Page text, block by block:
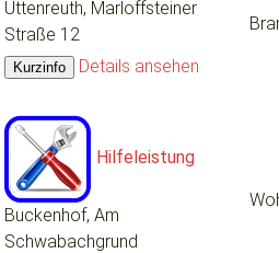
Uttenreuth, Marloffsteiner
Straße 12
Details ansehen
Hilfeleistung
Buckenhof, Am
Schwabachgrund